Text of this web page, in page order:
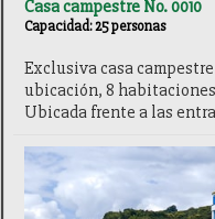
Casa campestre No. 0010
Capacidad: 25 personas
Exclusiva casa
ubicación, 8
Ubicada frente a las